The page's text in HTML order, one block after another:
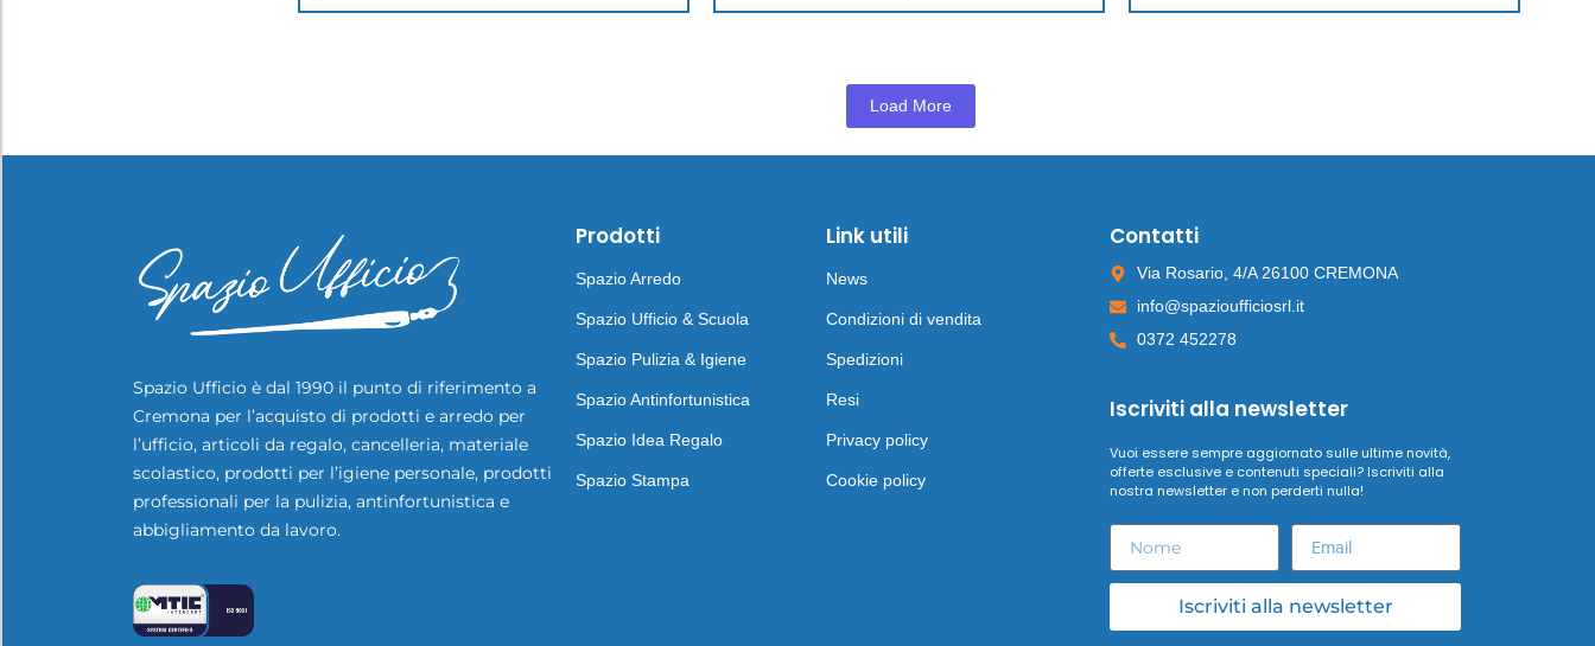
Load More
Spazio Ufficio è dal 1990 il punto di riferimento a
Cremona per l’acquisto di prodotti e arredo per
l’ufficio, articoli da regalo, cancelleria, materiale
scolastico, prodotti per l’igiene personale, prodotti
professionali per la pulizia, antinfortunistica e
abbigliamento da lavoro.
Prodotti
Spazio Arredo
Spazio Ufficio & Scuola
Spazio Pulizia & Igiene
Spazio Antinfortunistica
Spazio Idea Regalo
Spazio Stampa
Link utili
News
Condizioni di vendita
Spedizioni
Resi
Privacy policy
Cookie policy
Contatti
Via Rosario, 4/A 26100 CREMONA
info@spazioufficiosrl.it
0372 452278
Iscriviti alla newsletter
Vuoi essere sempre aggiornato sulle ultime novità,
offerte esclusive e contenuti speciali? Iscriviti alla
nostra newsletter e non perderti nulla!
Iscriviti alla newsletter